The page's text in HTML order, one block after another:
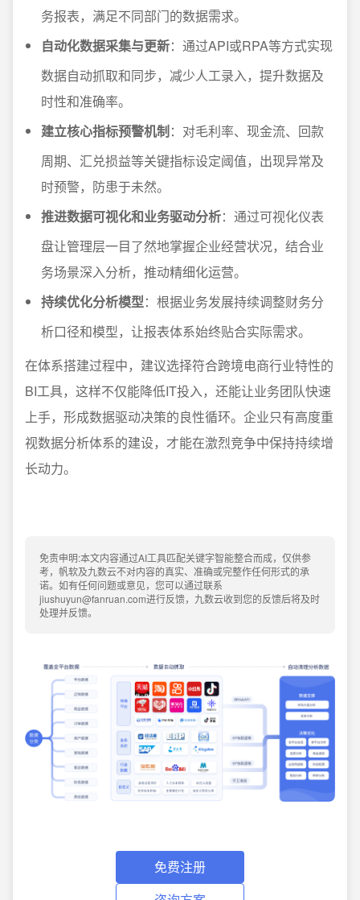
务报表，满足不同部门的数据需求。
自动化数据采集与更新：通过API或RPA等方式实现
数据自动抓取和同步，减少人工录入，提升数据及
时性和准确率。
建立核心指标预警机制：对毛利率、现金流、回款
周期、汇兑损益等关键指标设定阈值，出现异常及
时预警，防患于未然。
推进数据可视化和业务驱动分析：通过可视化仪表
盘让管理层一目了然地掌握企业经营状况，结合业
务场景深入分析，推动精细化运营。
持续优化分析模型：根据业务发展持续调整财务分
析口径和模型，让报表体系始终贴合实际需求。
在体系搭建过程中，建议选择符合跨境电商行业特性的
BI工具，这样不仅能降低IT投入，还能让业务团队快速
上手，形成数据驱动决策的良性循环。企业只有高度重
视数据分析体系的建设，才能在激烈竞争中保持持续增
长动力。
免责申明:本文内容通过AI工具匹配关键字智能整合而成，仅供参
考，帆软及九数云不对内容的真实、准确或完整作任何形式的承
诺。如有任何问题或意见，您可以通过联系
jiushuyun@fanruan.com进行反馈，九数云收到您的反馈后将及时
处理并反馈。
免费注册